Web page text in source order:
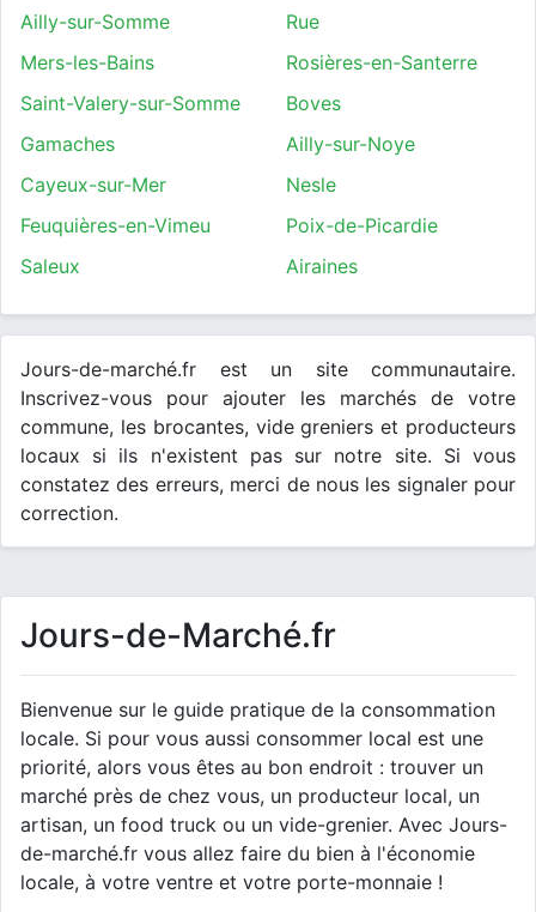
Ailly-sur-Somme
Rue
Mers-les-Bains
Rosières-en-Santerre
Saint-Valery-sur-Somme
Boves
Gamaches
Ailly-sur-Noye
Cayeux-sur-Mer
Nesle
Feuquières-en-Vimeu
Poix-de-Picardie
Saleux
Airaines
Jours-de-marché.fr est un site communautaire.
Inscrivez-vous pour ajouter les marchés de votre
commune, les brocantes, vide greniers et producteurs
locaux si ils n'existent pas sur notre site. Si vous
constatez des erreurs, merci de nous les signaler pour
correction.
Jours-de-Marché.fr
Bienvenue sur le guide pratique de la consommation
locale. Si pour vous aussi consommer local est une
priorité, alors vous êtes au bon endroit : trouver un
marché près de chez vous, un producteur local, un
artisan, un food truck ou un vide-grenier. Avec Jours-
de-marché.fr vous allez faire du bien à l'économie
locale, à votre ventre et votre porte-monnaie !